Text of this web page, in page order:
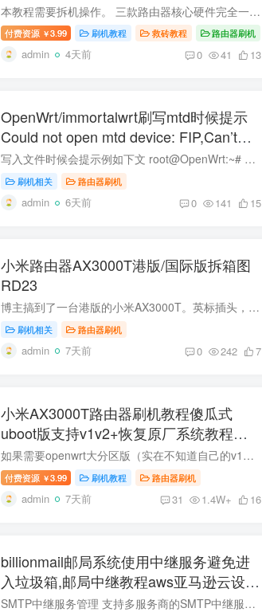
本教程需要拆机操作。 三款路由器核心硬件完全一致（MT7621AT + MT7915 + 256MB 内存 + 128MB 闪存），都是 AX1800 级别的 WiFi 6 运营商定制路由。教程工具包选择对应即可。 参数TX1801 PlusTX...
付费资源 ￥3.99 刷机教程 救砖教程 路由器刷机
admin 4天前 0 41 13
OpenWrt/immortalwrt刷写mtd时候提示
Could not open mtd device: FIP,Can’t
open device for writing!解决办法
写入文件时候会提示例如下文 root@OpenWrt:~# mtd write /tmp/mtd5_FIP.bin FIPCould not open mtd device: FIPCan't open device for writing! 解锁写入OpenWrt 默认 mtd 是只读的，你需要安装...
刷机相关 路由器刷机
admin 6天前 0 141 15
小米路由器AX3000T港版/国际版拆箱图
RD23
博主搞到了一台港版的小米AX3000T。英标插头，来看看吧。和中国大陆版做工目测没有任何区别。包装和标签不一样。英标的三角插口是不能分开的。编号也不一样.也支持刷机的。v1版本 Xiaomi MiR Pa...
刷机相关 路由器刷机
admin 7天前 0 242 7
小米AX3000T路由器刷机教程傻瓜式
uboot版支持v1v2+恢复原厂系统教程
RD03 RD23
如果需要openwrt大分区版（实在不知道自己的v1或者v2可以用openwrt大分区版，通用） 联发科版本SN：49850开头。高通版本SN:64594开头,教程支持国际版RD23(V1) 目前ax3000tv1v2最新版固件都是1.0...
付费资源 ￥3.99 刷机教程 路由器刷机
admin 7天前 31 1.4W+ 16
billionmail邮局系统使用中继服务避免进
入垃圾箱,邮局中继教程aws亚马逊云设置
resend免费中继
SMTP中继服务管理​ 支持多服务商的SMTP中继服务统一管理 需先添加域名，每个域名仅可绑定一个SMTP中继服务。 SMTP中继服务概览 为什么要使用SMTP中继？​ ISP限制：大多数云服务器（如AWS EC2...